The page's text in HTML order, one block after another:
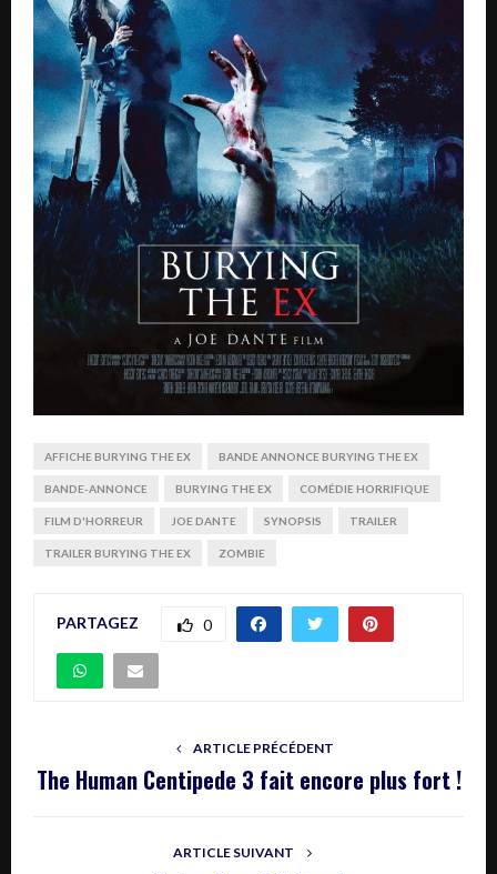
AFFICHE BURYING THE EX BANDE ANNONCE BURYING THE EX
BANDE-ANNONCE BURYING THE EX COMÉDIE HORRIFIQUE
FILM D'HORREUR JOE DANTE SYNOPSIS TRAILER
TRAILER BURYING THE EX ZOMBIE
PARTAGEZ 0
ARTICLE PRÉCÉDENT
The Human Centipede 3 fait encore plus fort !
ARTICLE SUIVANT